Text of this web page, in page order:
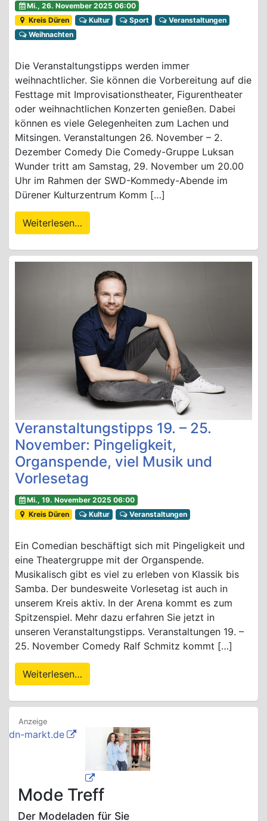
Mi., 26. November 2025 06:00
Kreis Düren
Kultur Sport
Veranstaltungen
Weihnachten
Die Veranstaltungstipps werden immer
weihnachtlicher. Sie können die Vorbereitung auf die
Festtage mit Improvisationstheater, Figurentheater
oder weihnachtlichen Konzerten genießen. Dabei
können es viele Gelegenheiten zum Lachen und
Mitsingen. Veranstaltungen 26. November – 2.
Dezember Comedy Die Comedy-Gruppe Luksan
Wunder tritt am Samstag, 29. November um 20.00
Uhr im Rahmen der SWD-Kommedy-Abende im
Dürener Kulturzentrum Komm […]
Weiterlesen…
Veranstaltungstipps 19. – 25.
November: Pingeligkeit,
Organspende, viel Musik und
Vorlesetag
Mi., 19. November 2025 06:00
Kreis Düren
Kultur Veranstaltungen
Ein Comedian beschäftigt sich mit Pingeligkeit und
eine Theatergruppe mit der Organspende.
Musikalisch gibt es viel zu erleben von Klassik bis
Samba. Der bundesweite Vorlesetag ist auch in
unserem Kreis aktiv. In der Arena kommt es zum
Spitzenspiel. Mehr dazu erfahren Sie jetzt in
unseren Veranstaltungstipps. Veranstaltungen 19. –
25. November Comedy Ralf Schmitz kommt […]
Weiterlesen…
dn-markt.de
Mode Treff
Der Modeladen für Sie